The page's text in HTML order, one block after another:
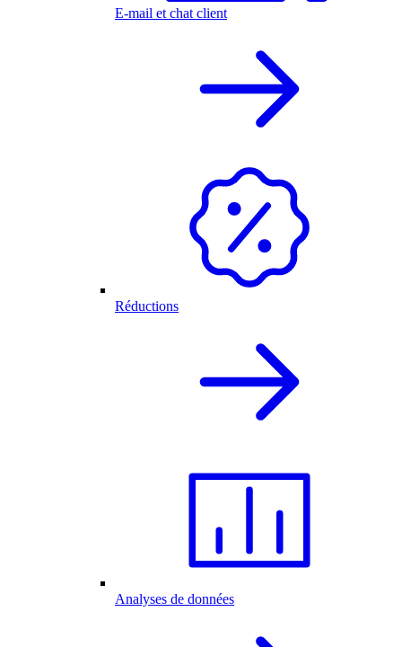
E-mail et chat client
Réductions
Analyses de données